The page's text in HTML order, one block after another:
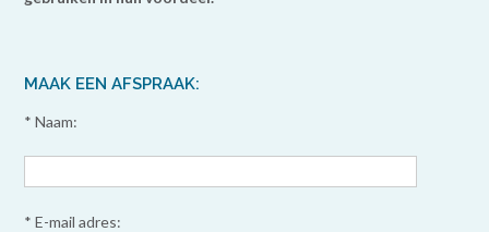
MAAK EEN AFSPRAAK:
* Naam:
* E-mail adres: